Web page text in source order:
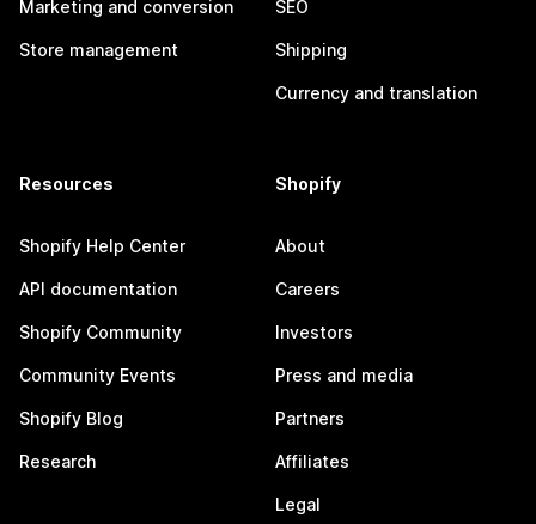
Marketing and conversion
Store management
SEO
Shipping
Currency and translation
Resources
Shopify Help Center
API documentation
Shopify Community
Community Events
Shopify Blog
Research
Shopify
About
Careers
Investors
Press and media
Partners
Affiliates
Legal